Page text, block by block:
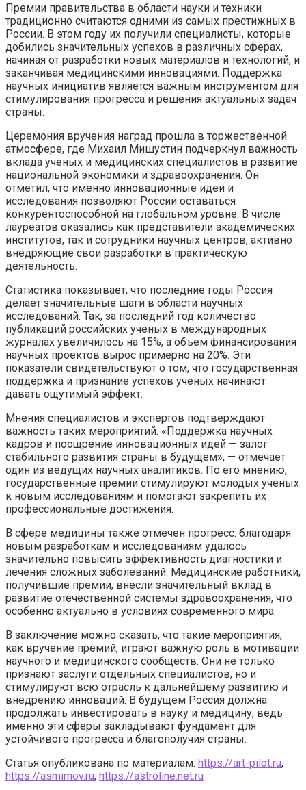
Премии правительства в области науки и техники
традиционно считаются одними из самых престижных в
России. В этом году их получили специалисты, которые
добились значительных успехов в различных сферах,
начиная от разработки новых материалов и технологий, и
заканчивая медицинскими инновациями. Поддержка
научных инициатив является важным инструментом для
стимулирования прогресса и решения актуальных задач
страны.
Церемония вручения наград прошла в торжественной
атмосфере, где Михаил Мишустин подчеркнул важность
вклада ученых и медицинских специалистов в развитие
национальной экономики и здравоохранения. Он
отметил, что именно инновационные идеи и
исследования позволяют России оставаться
конкурентоспособной на глобальном уровне. В числе
лауреатов оказались как представители академических
институтов, так и сотрудники научных центров, активно
внедряющие свои разработки в практическую
деятельность.
Статистика показывает, что последние годы Россия
делает значительные шаги в области научных
исследований. Так, за последний год количество
публикаций российских ученых в международных
журналах увеличилось на 15%, а объем финансирования
научных проектов вырос примерно на 20%. Эти
показатели свидетельствуют о том, что государственная
поддержка и признание успехов ученых начинают
давать ощутимый эффект.
Мнения специалистов и экспертов подтверждают
важность таких мероприятий. «Поддержка научных
кадров и поощрение инновационных идей — залог
стабильного развития страны в будущем», — отмечает
один из ведущих научных аналитиков. По его мнению,
государственные премии стимулируют молодых ученых
к новым исследованиям и помогают закрепить их
профессиональные достижения.
В сфере медицины также отмечен прогресс: благодаря
новым разработкам и исследованиям удалось
значительно повысить эффективность диагностики и
лечения сложных заболеваний. Медицинские работники,
получившие премии, внесли значительный вклад в
развитие отечественной системы здравоохранения, что
особенно актуально в условиях современного мира.
В заключение можно сказать, что такие мероприятия,
как вручение премий, играют важную роль в мотивации
научного и медицинского сообществ. Они не только
признают заслуги отдельных специалистов, но и
стимулируют всю отрасль к дальнейшему развитию и
внедрению инноваций. В будущем Россия должна
продолжать инвестировать в науку и медицину, ведь
именно эти сферы закладывают фундамент для
устойчивого прогресса и благополучия страны.
Статья опубликована по материалам: https://art-pilot.ru,
https://asmirnov.ru, https://astroline.net.ru